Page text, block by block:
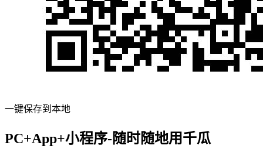
一键保存到本地
PC+App+小程序-随时随地用千瓜